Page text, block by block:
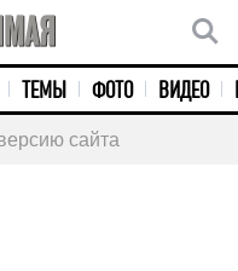
ТЕМЫ ФОТО ВИДЕО
сайта